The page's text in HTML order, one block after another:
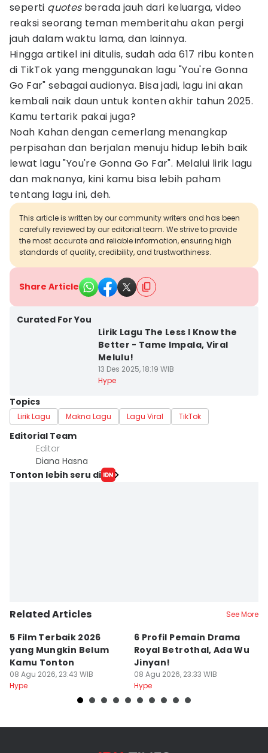
seperti quotes berada jauh dari keluarga, video
reaksi seorang teman memberitahu akan pergi
jauh dalam waktu lama, dan lainnya.
Hingga artikel ini ditulis, sudah ada 617 ribu konten
di TikTok yang menggunakan lagu "You're Gonna
Go Far" sebagai audionya. Bisa jadi, lagu ini akan
kembali naik daun untuk konten akhir tahun 2025.
Kamu tertarik pakai juga?
Noah Kahan dengan cemerlang menangkap
perpisahan dan berjalan menuju hidup lebih baik
lewat lagu "You're Gonna Go Far". Melalui lirik lagu
dan maknanya, kini kamu bisa lebih paham
tentang lagu ini, deh.
This article is written by our community writers and has been
carefully reviewed by our editorial team. We strive to provide
the most accurate and reliable information, ensuring high
standards of quality, credibility, and trustworthiness.
Share Article
Curated For You
Lirik Lagu The Less I Know the
Better - Tame Impala, Viral
Melulu!
13 Des 2025, 18:19 WIB
Hype
Topics
Lirik Lagu Makna Lagu Lagu Viral TikTok
Editorial Team
Editor
Diana Hasna
Tonton lebih seru di
Related Articles See More
5 Film Terbaik 2026
yang Mungkin Belum
Kamu Tonton
08 Agu 2026, 23:43 WIB
Hype
6 Profil Pemain Drama
Royal Betrothal, Ada Wu
Jinyan!
08 Agu 2026, 23:33 WIB
Hype